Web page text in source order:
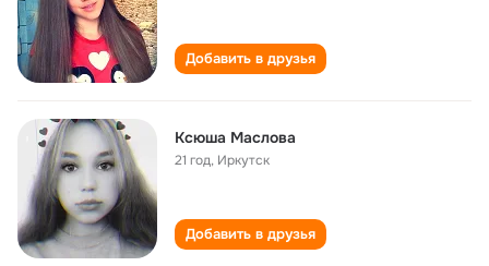
Добавить в друзья
Ксюша Маслова
21 год, Иркутск
Добавить в друзья